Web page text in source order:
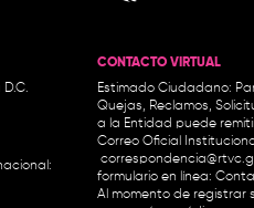
CONTACTO VIRTUAL
Estimado Ciudadano:
Quejas, Reclamos,
a la Entidad puede
Correo Oficial
formulario en línea:
Al momento de registrar